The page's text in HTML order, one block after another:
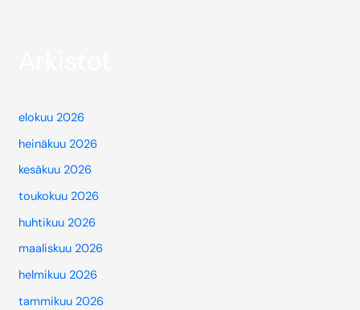
elokuu 2026
heinäkuu 2026
kesäkuu 2026
toukokuu 2026
huhtikuu 2026
maaliskuu 2026
helmikuu 2026
tammikuu 2026